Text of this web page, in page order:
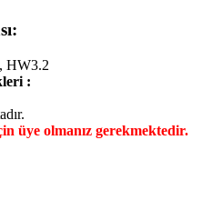
HW3.2
:
üye olmanız gerekmektedir.